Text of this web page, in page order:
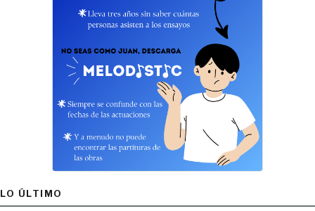
LO ÚLTIMO